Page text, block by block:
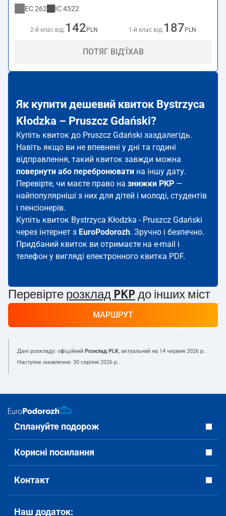
EC262 IC4522
2-й клас від: 142 PLN 1-й клас від: 187 PLN
ПОТЯГ ВІД'ЇХАВ
Як купити дешевий квиток Bystrzyca
Kłodzka – Pruszcz Gdański?
Купіть квиток до Pruszcz Gdański заздалегідь.
Навіть якщо ви не впевнені у дні та годині
відправлення, такий квиток завжди можна
повернути або перебронювати на іншу дату.
Перевірте, чи маєте право на знижки PKP —
найпопулярніші з них для дітей і молоді, студентів
і пенсіонерів.
Купіть квиток Bystrzyca Kłodzka - Pruszcz Gdański
через інтернет з EuroPodorozh. Зручно і безпечно.
Придбаний квиток ви отримаєте на e-mail і
телефон у вигляді електронного квитка PDF.
Перевірте розклад PKP до інших міст
МАРШРУТ
Дані розкладу: офіційний Розклад PLK, актуальний на 14 червня 2026 р..
Наступне оновлення: 30 серпня 2026 р..
Сплануйте подорож
Корисні посилання
Контакт
Наш додаток: